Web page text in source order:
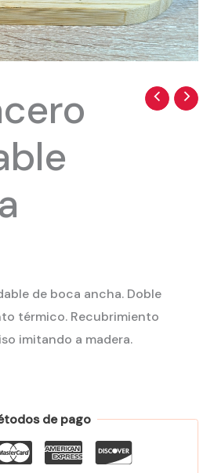
de boca ancha. Doble
térmico. Recubrimiento
imitando a madera.
de pago